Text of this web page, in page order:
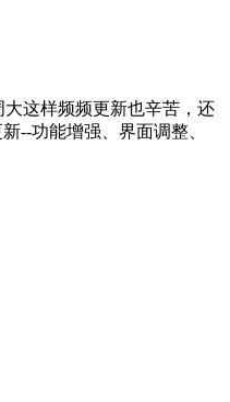
这样频频更新也辛苦，还
--功能增强、界面调整、